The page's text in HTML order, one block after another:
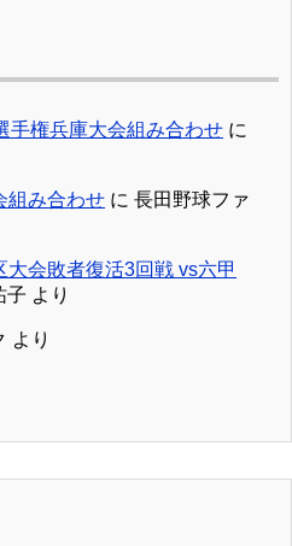
手権兵庫大会組み合わせ に
組み合わせ に 長田野球ファ
会敗者復活3回戦 vs六甲
より
より